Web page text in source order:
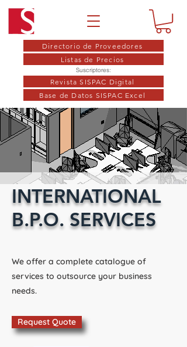
Suscriptores:
Revista SISPAC Digital
Base de Datos SISPAC Excel
Directorio de Proveedores
Listas de Precios
INTERNATIONAL
B.P.O. SERVICES
We offer a complete catalogue of
services to outsource your business
needs.
Request Quote